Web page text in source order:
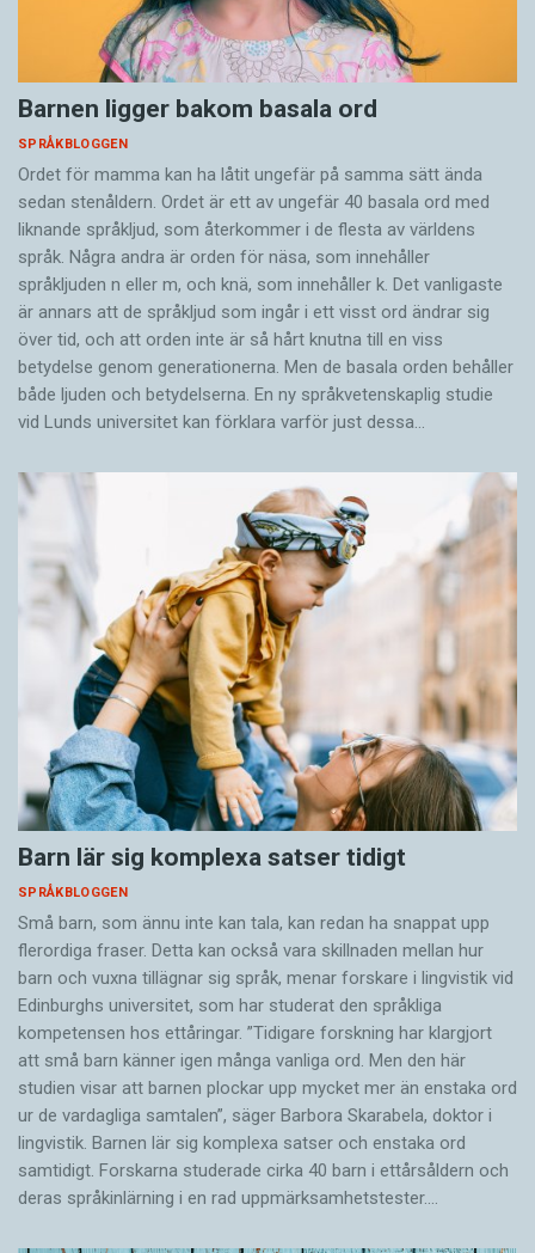
Barnen ligger bakom basala ord
SPRÅKBLOGGEN
Ordet för mamma kan ha låtit ungefär på samma sätt ända
sedan stenåldern. Ordet är ett av ungefär 40 basala ord med
liknande språkljud, som återkommer i de flesta av världens
språk. Några andra är orden för näsa, som innehåller
språkljuden n eller m, och knä, som innehåller k. Det vanligaste
är annars att de språkljud som ingår i ett visst ord ändrar sig
över tid, och att orden inte är så hårt knutna till en viss
betydelse genom generationerna. Men de basala orden behåller
både ljuden och betydelserna. En ny språkvetenskaplig studie
vid Lunds universitet kan förklara varför just dessa…
Barn lär sig komplexa satser tidigt
SPRÅKBLOGGEN
Små barn, som ännu inte kan tala, kan redan ha snappat upp
flerordiga fraser. Detta kan också vara skillnaden mellan hur
barn och vuxna tillägnar sig språk, menar forskare i lingvistik vid
Edinburghs universitet, som har studerat den språkliga
kompetensen hos ettåringar. ”Tidigare forskning har klargjort
att små barn känner igen många vanliga ord. Men den här
studien visar att barnen plockar upp mycket mer än enstaka ord
ur de vardagliga samtalen”, säger Barbora Skarabela, doktor i
lingvistik. Barnen lär sig komplexa satser och enstaka ord
samtidigt. Forskarna studerade cirka 40 barn i ettårsåldern och
deras språkinlärning i en rad uppmärksamhetstester.…